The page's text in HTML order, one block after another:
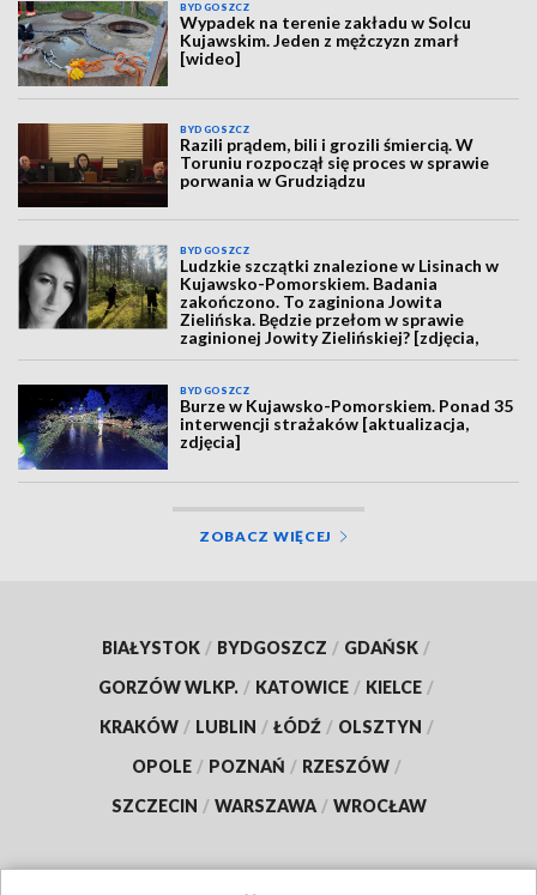
BYDGOSZCZ
Wypadek na terenie zakładu w Solcu
Kujawskim. Jeden z mężczyzn zmarł
[wideo]
BYDGOSZCZ
Razili prądem, bili i grozili śmiercią. W
Toruniu rozpoczął się proces w sprawie
porwania w Grudziądzu
BYDGOSZCZ
Ludzkie szczątki znalezione w Lisinach w
Kujawsko-Pomorskiem. Badania
zakończono. To zaginiona Jowita
Zielińska. Będzie przełom w sprawie
zaginionej Jowity Zielińskiej? [zdjęcia,
wideo, aktualizacja]
BYDGOSZCZ
Burze w Kujawsko-Pomorskiem. Ponad 35
interwencji strażaków [aktualizacja,
zdjęcia]
ZOBACZ WIĘCEJ
BIAŁYSTOK / BYDGOSZCZ / GDAŃSK /
GORZÓW WLKP. / KATOWICE / KIELCE /
KRAKÓW / LUBLIN / ŁÓDŹ / OLSZTYN /
OPOLE / POZNAŃ / RZESZÓW /
SZCZECIN / WARSZAWA / WROCŁAW